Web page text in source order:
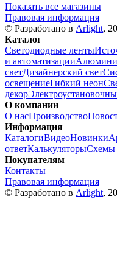
Показать все магазины
Правовая информация
© Разработано в Arlight,
Каталог
Светодиодные ленты
и автоматизации
светДизайнерский свет
освещениеГибкий неон
декор
О компании
О насПроизводство
Информация
КаталогиВидеоНовинки
ответКалькуляторыСхемы
Покупателям
Контакты
Правовая информация
© Разработано в Arlight,